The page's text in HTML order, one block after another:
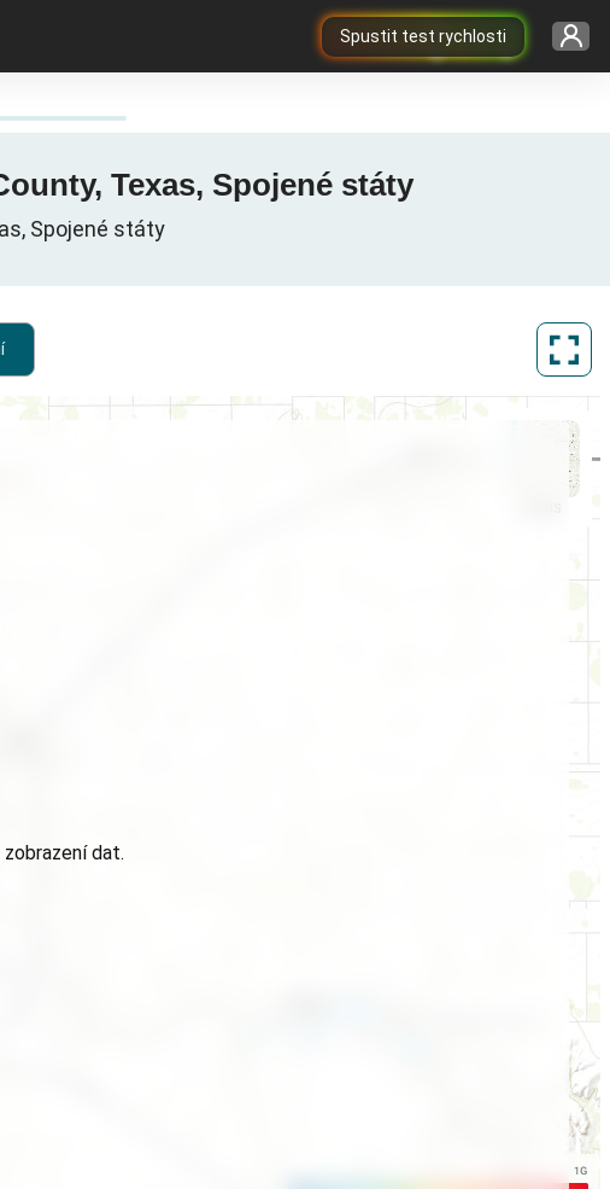
Spustit test rychlosti
Texas, Spojené státy
Spojené státy
dat.